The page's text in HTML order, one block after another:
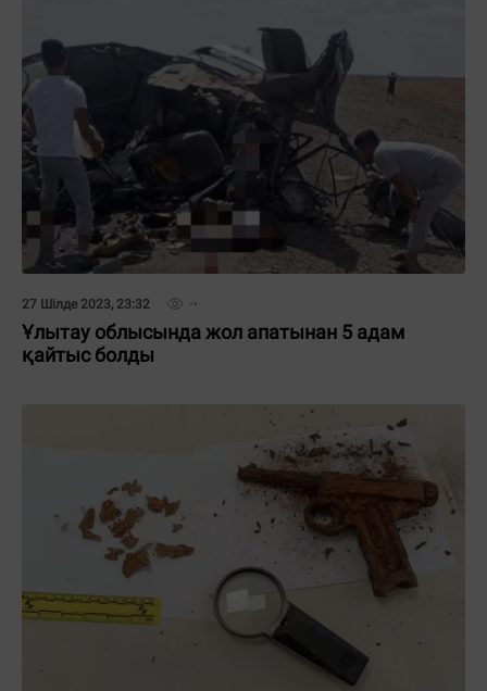
27 Шілде 2023, 23:32
Ұлытау облысында жол апатынан 5 адам
қайтыс болды